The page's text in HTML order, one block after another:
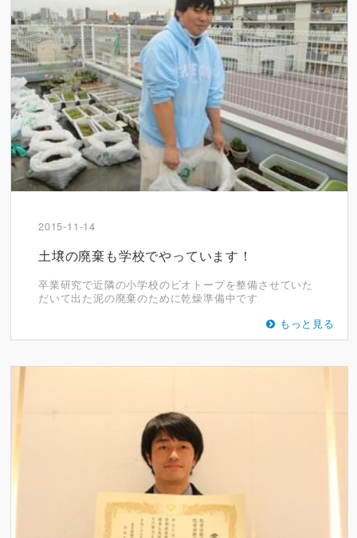
2015-11-14
土壌の廃棄も学校でやっています！
卒業研究で近隣の小学校のビオトープを整備させていた
だいて出た泥の廃棄のために乾燥準備中です
もっと見る